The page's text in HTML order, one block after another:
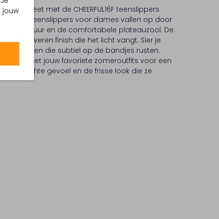
jouw
met de CHEERFUL16F teenslippers
teenslippers voor dames vallen op door
structuur en de comfortabele plateauzool. De
zilveren finish die het licht vangt. Sier je
bloemen die subtiel op de bandjes rusten.
met jouw favoriete zomeroutfits voor een
het lichte gevoel en de frisse look die ze